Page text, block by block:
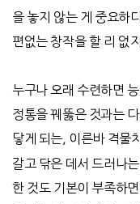
을 놓지 않는 게 중요하
편없는 창작을 할 리 없
누구나 오래 수련하면
정통을 꿰뚫은 것과는
닿게 되는 이른바 격물
갈고 닦은 데서 드러나
한 것도 기본이 부족하